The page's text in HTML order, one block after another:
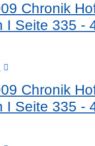
Chronik
I Seite 335 -
Chronik
I Seite 335 -